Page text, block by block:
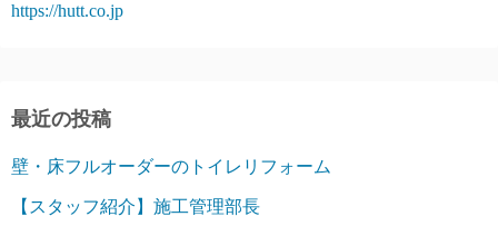
https://hutt.co.jp
最近の投稿
壁・床フルオーダーのトイレリフォーム
【スタッフ紹介】施工管理部長